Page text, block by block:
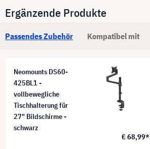
Ergänzende Produkte
Passendes Zubehör Kompatibel mit
Neomounts DS60-
425BL1 -
vollbewegliche
Tischhalterung für
27" Bildschirme -
schwarz
€ 68,99*